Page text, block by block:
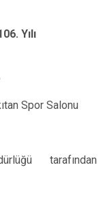
Yılı
Spor Salonu
tarafından